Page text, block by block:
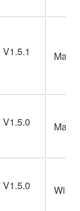
V1.5.1 Mac
V1.5.0 Mac
V1.5.0 Win